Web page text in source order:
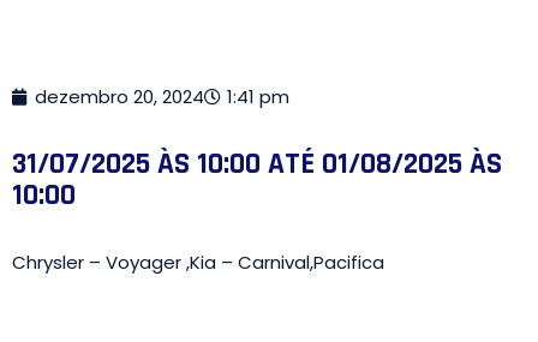
dezembro 20, 2024 1:41 pm
31/07/2025 ÀS 10:00 ATÉ 01/08/2025 ÀS
10:00
Chrysler – Voyager ,Kia – Carnival,Pacifica